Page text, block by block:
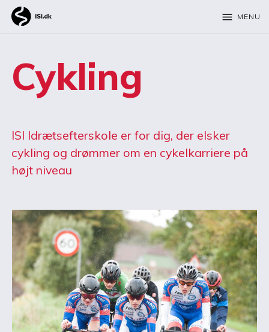
menu MENU
Cykling
ISI Idrætsefterskole er for dig, der elsker
cykling og drømmer om en cykelkarriere på
højt niveau